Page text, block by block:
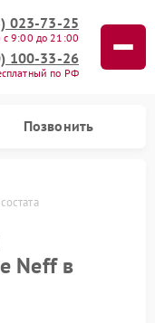
023-73-25
с 9:00 до 21:00
100-33-26
по РФ
Позвонить
Neff в